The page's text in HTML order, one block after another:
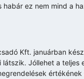
habár ez nem mind a
Kft. januárban
látszik. Jóllehet a